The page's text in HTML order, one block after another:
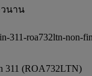
วนาน
311 (ROA732LTN)